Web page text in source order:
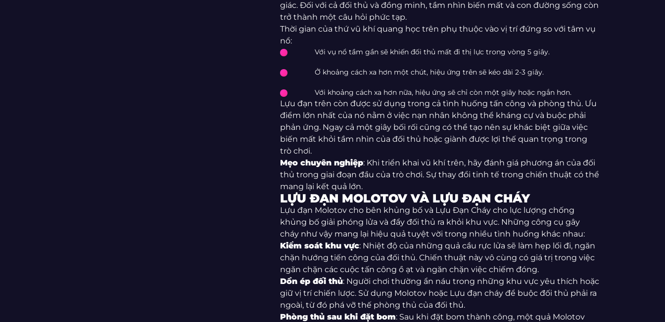
giác. Đối với cả đối thủ và đồng minh, tầm nhìn biến mất và con đường sống còn
trở thành một câu hỏi phức tạp.
Thời gian của thứ vũ khí quang học trên phụ thuộc vào vị trí đứng so với tâm vụ
nổ:
Với vụ nổ tầm gần sẽ khiến đối thủ mất đi thị lực trong vòng 5 giây.
Ở khoảng cách xa hơn một chút, hiệu ứng trên sẽ kéo dài 2-3 giây.
Với khoảng cách xa hơn nữa, hiệu ứng sẽ chỉ còn một giây hoặc ngắn hơn.
Lựu đạn trên còn được sử dụng trong cả tình huống tấn công và phòng thủ. Ưu
điểm lớn nhất của nó nằm ở việc nạn nhân không thể kháng cự và buộc phải
phản ứng. Ngay cả một giây bối rối cũng có thể tạo nên sự khác biệt giữa việc
biến mất khỏi tầm nhìn của đối thủ hoặc giành được lợi thế quan trọng trong
trò chơi.
Mẹo chuyên nghiệp: Khi triển khai vũ khí trên, hãy đánh giá phương án của đối
thủ trong giai đoạn đầu của trò chơi. Sự thay đổi tinh tế trong chiến thuật có thể
mang lại kết quả lớn.
LỰU ĐẠN MOLOTOV VÀ LỰU ĐẠN CHÁY
Lựu đạn Molotov cho bên khủng bố và Lựu Đạn Cháy cho lực lượng chống
khủng bố giải phóng lửa và đẩy đối thủ ra khỏi khu vực. Những công cụ gây
cháy như vậy mang lại hiệu quả tuyệt vời trong nhiều tình huống khác nhau:
Kiểm soát khu vực: Nhiệt độ của những quả cầu rực lửa sẽ làm hẹp lối đi, ngăn
chặn hướng tiến công của đối thủ. Chiến thuật này vô cùng có giá trị trong việc
ngăn chặn các cuộc tấn công ồ ạt và ngăn chặn việc chiếm đóng.
Dồn ép đối thủ: Người chơi thường ẩn náu trong những khu vực yêu thích hoặc
giữ vị trí chiến lược. Sử dụng Molotov hoặc Lựu đạn cháy để buộc đối thủ phải ra
ngoài, từ đó phá vỡ thế phòng thủ của đối thủ.
Phòng thủ sau khi đặt bom: Sau khi đặt bom thành công, một quả Molotov